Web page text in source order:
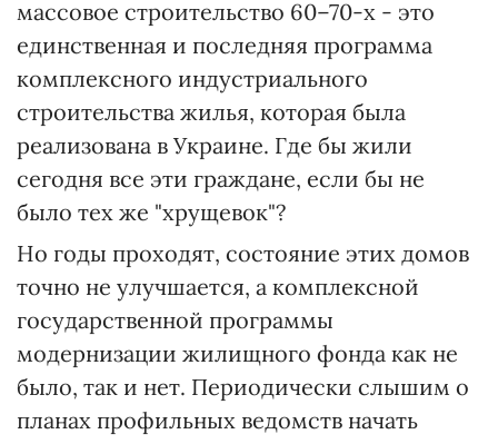
массовое строительство 60–70-х - это
единственная и последняя программа
комплексного индустриального
строительства жилья, которая была
реализована в Украине. Где бы жили
сегодня все эти граждане, если бы не
было тех же "хрущевок"?
Но годы проходят, состояние этих домов
точно не улучшается, а комплексной
государственной программы
модернизации жилищного фонда как не
было, так и нет. Периодически слышим о
планах профильных ведомств начать